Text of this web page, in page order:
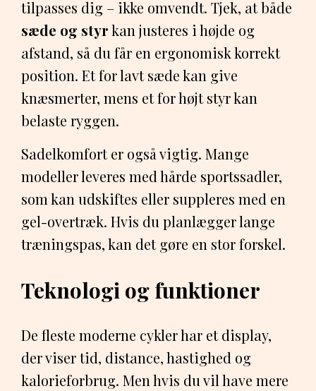
tilpasses dig – ikke omvendt. Tjek, at både
sæde og styrkan justeres i højde og
afstand, så du får en ergonomisk korrekt
position. Et for lavt sæde kan give
knæsmerter, mens et for højt styr kan
belaste ryggen.
Sadelkomfort er også vigtig. Mange
modeller leveres med hårde sportssadler,
som kan udskiftes eller suppleres med en
gel-overtræk. Hvis du planlægger lange
træningspas, kan det gøre en stor forskel.
Teknologi og funktioner
De fleste moderne cykler har et display,
der viser tid, distance, hastighed og
kalorieforbrug. Men hvis du vil have mere